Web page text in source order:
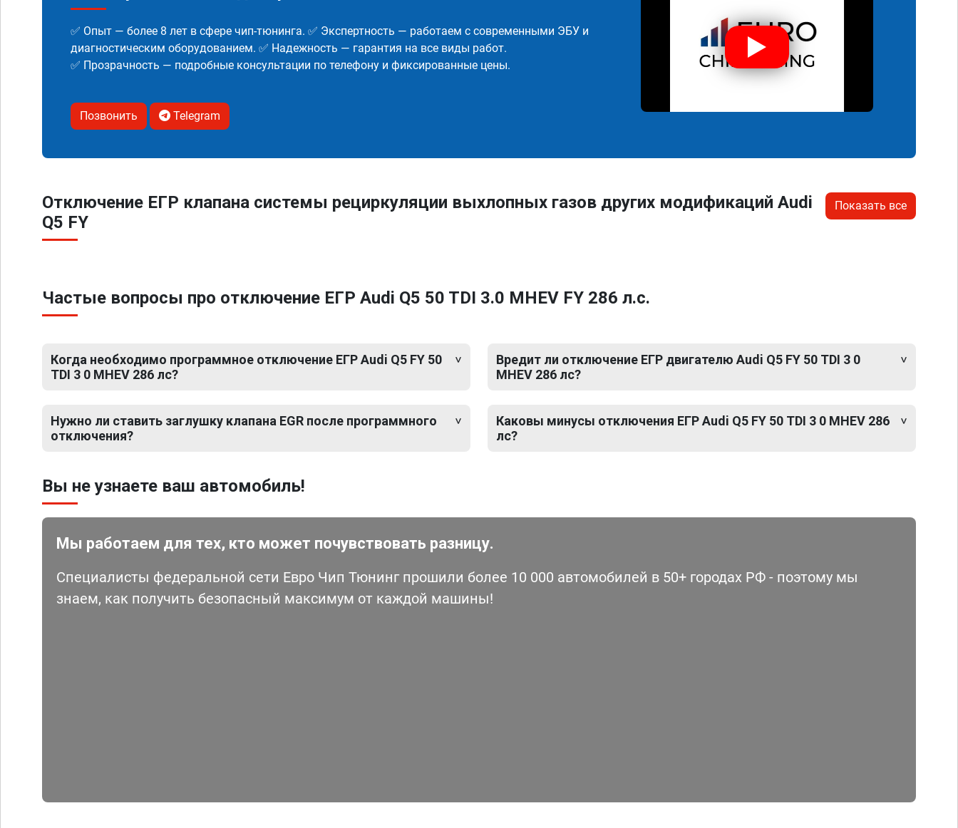
✅ Опыт — более 8 лет в сфере чип-тюнинга. ✅ Экспертность — работаем с современными ЭБУ и
диагностическим оборудованием. ✅ Надежность — гарантия на все виды работ.
✅ Прозрачность — подробные консультации по телефону и фиксированные цены.
Позвонить Telegram
Отключение ЕГР клапана системы рециркуляции выхлопных газов других модификаций Audi
Q5 FY
Показать все
Частые вопросы про отключение ЕГР Audi Q5 50 TDI 3.0 MHEV FY 286 л.с.
Когда необходимо программное отключение ЕГР Audi Q5 FY 50
TDI 3 0 MHEV 286 лс?
Нужно ли ставить заглушку клапана EGR после программного
отключения?
Вредит ли отключение ЕГР двигателю Audi Q5 FY 50 TDI 3 0
MHEV 286 лс?
Каковы минусы отключения ЕГР Audi Q5 FY 50 TDI 3 0 MHEV 286
лс?
Вы не узнаете ваш автомобиль!
Мы работаем для тех, кто может почувствовать разницу.
Специалисты федеральной сети Евро Чип Тюнинг прошили более 10 000 автомобилей в 50+ городах РФ - поэтому мы
знаем, как получить безопасный максимум от каждой машины!